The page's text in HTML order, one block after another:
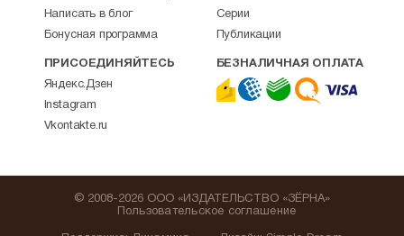
Написать в блог
Бонусная программа
Серии
Публикации
ПРИСОЕДИНЯЙТЕСЬ
Яндекс.Дзен
Instagram
Vkontakte.ru
БЕЗНАЛИЧНАЯ ОПЛАТА
© 2008-2026 ООО «ИЗДАТЕЛЬСТВО «ЗЁРНА»
Пользовательское соглашение